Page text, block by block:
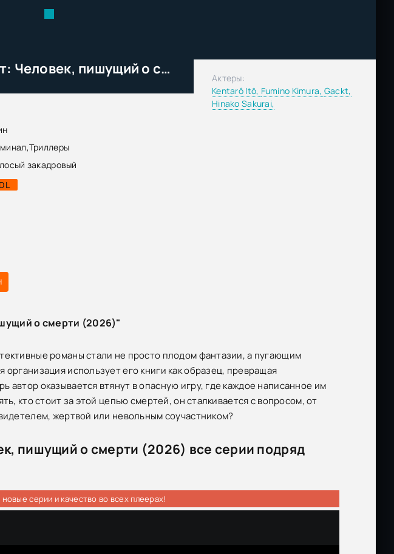
Консультант: Человек, пишущий о смерти (2026)
,Триллеры
закадровый
Актеры:
Kentarô Itô, Fumino Kimura, Gackt,
Hinako Sakurai,
о смерти (2026)"
романы стали не просто плодом фантазии, а пугающим
использует его книги как образец, превращая
оказывается втянут в опасную игру, где каждое написанное им
кто стоит за этой цепью смертей, он сталкивается с вопросом, от
жертвой или невольным соучастником?
пишущий о смерти (2026) все серии подряд
серии и качество во всех плеерах!